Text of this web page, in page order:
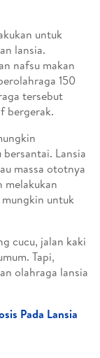
untuk
lansia.
nafsu makan
150
tersebut
bergerak.
Lansia
massa ototnya
melakukan
untuk
cucu, jalan kaki
Tapi,
olahraga lansia
Pada Lansia